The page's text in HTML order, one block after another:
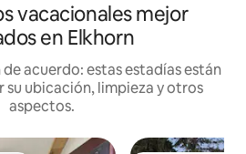
vacacionales mejor
en Elkhorn
de acuerdo: estas estadías están
su ubicación, limpieza y otros
aspectos.